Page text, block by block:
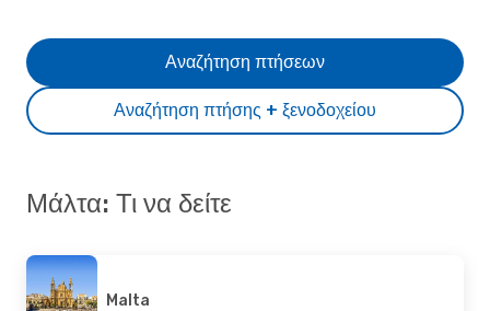
Αναζήτηση πτήσης + ξενοδοχείου
Αναζήτηση πτήσεων
Μάλτα: Τι να δείτε
Malta